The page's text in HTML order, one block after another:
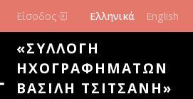
Είσοδος Ελληνικά English
«ΣΥΛΛΟΓΉ
ΗΧΟΓΡΑΦΗΜΆΤΩΝ
ΒΑΣΊΛΗ ΤΣΙΤΣΆΝΗ»